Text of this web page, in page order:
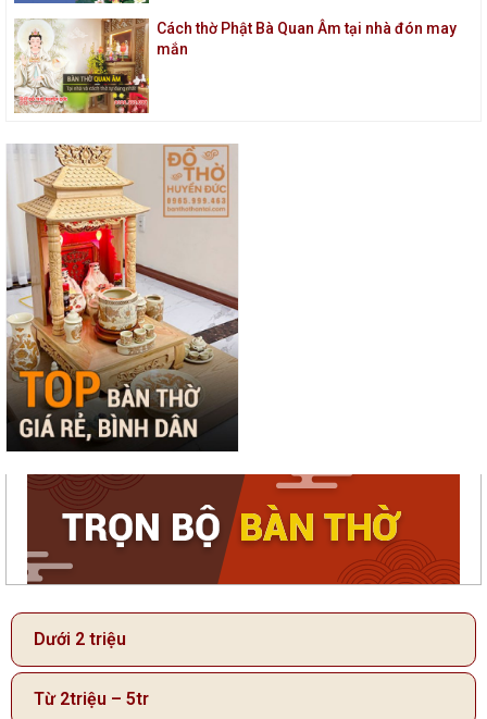
Cách thờ Phật Bà Quan Âm tại nhà đón may
mắn
Dưới 2 triệu
Từ 2triệu – 5tr